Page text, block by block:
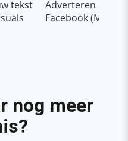
tekst
Adverteren op
Facebook (Meta)
nog meer